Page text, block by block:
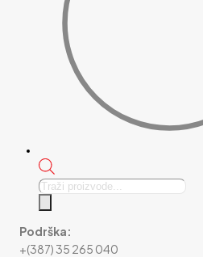
Products
Podrška:
+(387) 35 265 040